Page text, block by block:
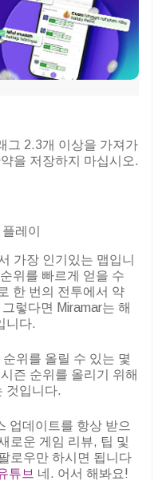
그 2.3개 이상을 가져가
을 저장하지 마십시오.
레이
가장 인기있는 맵입니
위를 빠르게 얻을 수
한 번의 전투에서 약
렇다면 Miramar는 해
니다.
위를 올릴 수 있는 몇
즌 순위를 올리기 위해
것입니다.
업데이트를 항상 받으
로운 게임 리뷰, 팁 및
로우만 하시면 됩니다
튜브 네. 어서 해봐요!